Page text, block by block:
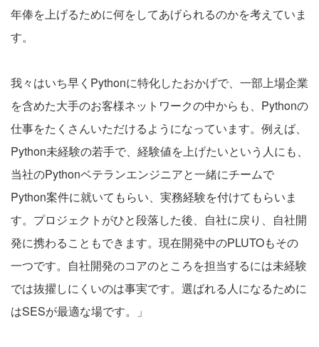
年俸を上げるために何をしてあげられるのかを考えていま
す。
我々はいち早くPythonに特化したおかげで、一部上場企業
を含めた大手のお客様ネットワークの中からも、Pythonの
仕事をたくさんいただけるようになっています。例えば、
Python未経験の若手で、経験値を上げたいという人にも、
当社のPythonベテランエンジニアと一緒にチームで
Python案件に就いてもらい、実務経験を付けてもらいま
す。プロジェクトがひと段落した後、自社に戻り、自社開
発に携わることもできます。現在開発中のPLUTOもその
一つです。自社開発のコアのところを担当するには未経験
では抜擢しにくいのは事実です。選ばれる人になるために
はSESが最適な場です。」